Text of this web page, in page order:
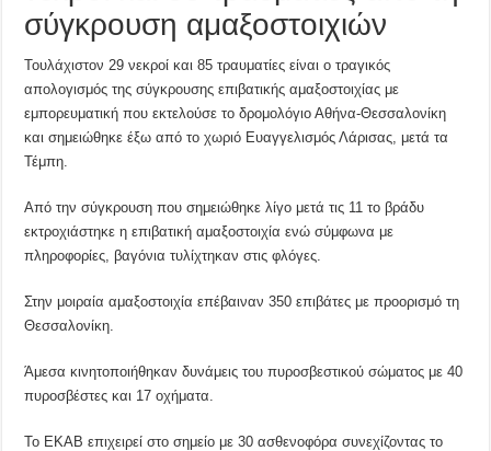
σύγκρουση αμαξοστοιχιών
Τουλάχιστον 29 νεκροί και 85 τραυματίες είναι ο τραγικός
απολογισμός της σύγκρουσης επιβατικής αμαξοστοιχίας με
εμπορευματική που εκτελούσε το δρομολόγιο Αθήνα-Θεσσαλονίκη
και σημειώθηκε έξω από το χωριό Ευαγγελισμός Λάρισας, μετά τα
Τέμπη.
Από την σύγκρουση που σημειώθηκε λίγο μετά τις 11 το βράδυ
εκτροχιάστηκε η επιβατική αμαξοστοιχία ενώ σύμφωνα με
πληροφορίες, βαγόνια τυλίχτηκαν στις φλόγες.
Στην μοιραία αμαξοστοιχία επέβαιναν 350 επιβάτες με προορισμό τη
Θεσσαλονίκη.
Άμεσα κινητοποιήθηκαν δυνάμεις του πυροσβεστικού σώματος με 40
πυροσβέστες και 17 οχήματα.
Το ΕΚΑΒ επιχειρεί στο σημείο με 30 ασθενοφόρα συνεχίζοντας το